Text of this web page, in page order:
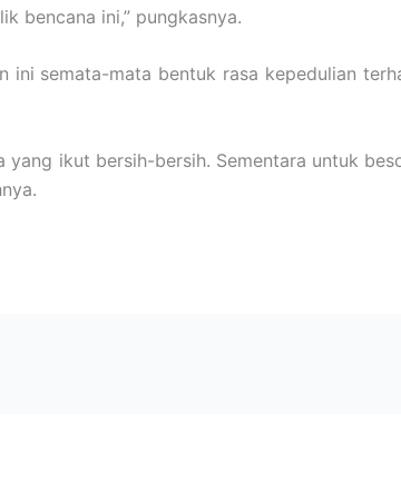
bencana ini,” pungkasnya.
semata-mata bentuk rasa kepedulian
yang ikut bersih-bersih. Sementara untuk